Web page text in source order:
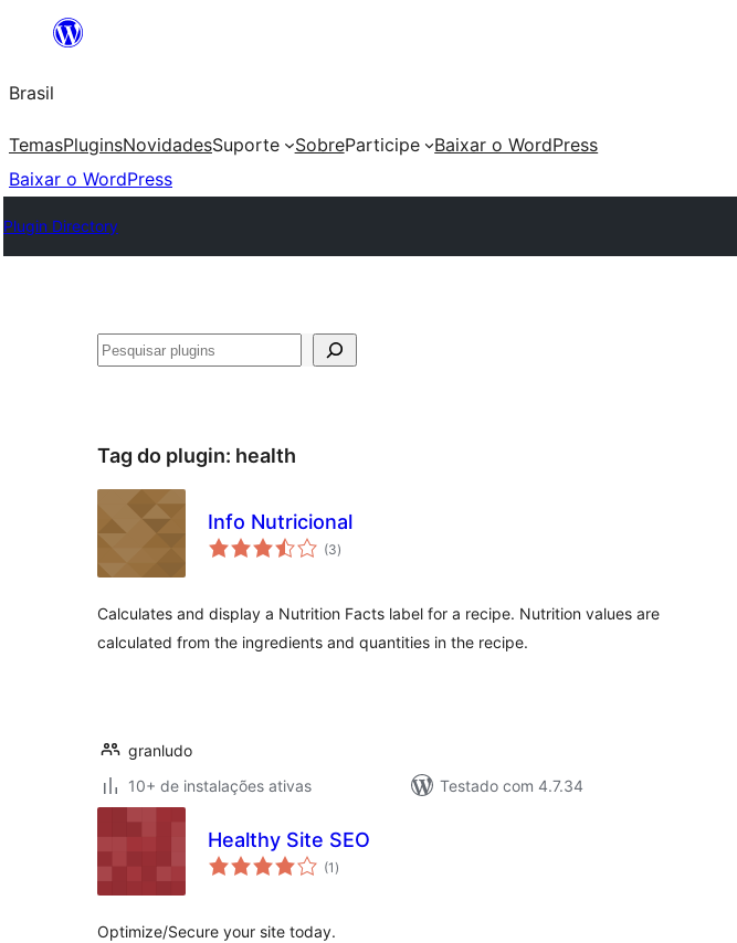
o
conteúdo
Brasil
TemasPluginsNovidadesSuporte SobreParticipe
Baixar o WordPress
Baixar o WordPress
Plugin Directory
Pesquisar
Tag do plugin: health
Info Nutricional
(3total
de
)
Calculates and display a Nutrition Facts label for a recipe. Nutrition values are
calculated from the ingredients and quantities in the recipe.
granludo
10+ de instalações ativas
Testado com 4.7.34
Healthy Site SEO
(1 total
de
)
Optimize/Secure your site today.